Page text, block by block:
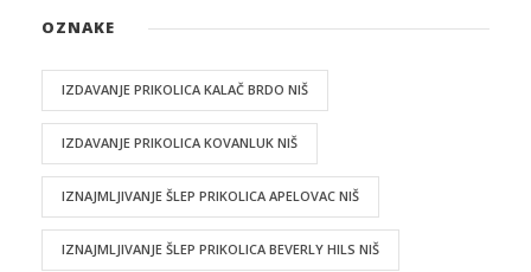
OZNAKE
IZDAVANJE PRIKOLICA KALAČ BRDO NIŠ
IZDAVANJE PRIKOLICA KOVANLUK NIŠ
IZNAJMLJIVANJE ŠLEP PRIKOLICA APELOVAC NIŠ
IZNAJMLJIVANJE ŠLEP PRIKOLICA BEVERLY HILS NIŠ